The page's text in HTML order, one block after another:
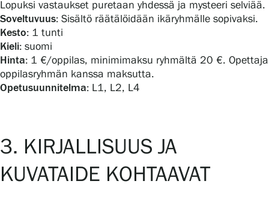
Lopuksi vastaukset puretaan yhdessä ja mysteeri selviää.
Soveltuvuus: Sisältö räätälöidään ikäryhmälle sopivaksi.
Kesto: 1 tunti
Kieli: suomi
Hinta: 1 €/oppilas, minimimaksu ryhmältä 20 €. Opettaja
oppilasryhmän kanssa maksutta.
Opetusuunnitelma: L1, L2, L4
3. KIRJALLISUUS JA
KUVATAIDE KOHTAAVAT